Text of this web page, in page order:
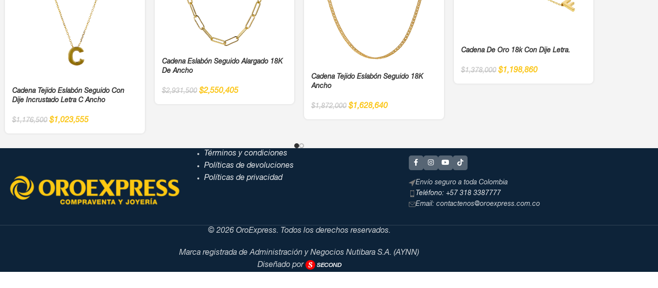
Cadena Tejido Eslabón Seguido Con
Dije Incrustado Letra C Ancho
$1,176,500 $1,023,555
Cadena Eslabón Seguido Alargado 18K
De Ancho
$2,931,500 $2,550,405
Cadena Tejido Eslabón Seguido 18K
Ancho
$1,872,000 $1,628,640
Cadena De Oro 18k Con Dije Letra.
$1,378,000 $1,198,860
Términos y condiciones
Políticas de devoluciones
Políticas de privacidad
Envío seguro a toda Colombia
Teléfono: +57 318 3387777
Email: contactenos@oroexpress.com.co
© 2026 OroExpress. Todos los derechos reservados.
Marca registrada de Administración y Negocios Nutibara S.A. (AYNN)
Diseñado por
SECOND